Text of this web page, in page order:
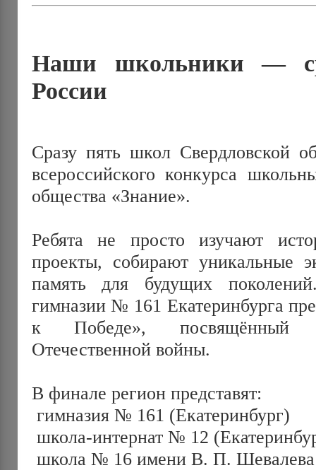
Наши школьники —
России
Сразу пять школ Свердловской
всероссийского конкурса
общества «Знание».
Ребята не просто изучают
проекты, собирают уникальные
память для будущих
гимназии № 161 Екатеринбурга
к Победе», посвящённый
Отечественной войны.
В финале регион представят:
гимназия № 161 (Екатеринбург)
школа-интернат № 12
школа № 16 имени В. П. Шевалева